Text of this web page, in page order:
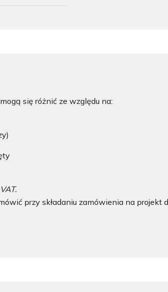
się różnić ze względu na:
przy składaniu zamówienia na projekt